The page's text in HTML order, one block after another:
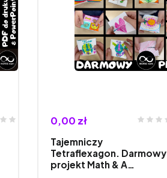
0,00 zł
Tajemniczy
Tetraflexagon. Darmowy
projekt Math & A…